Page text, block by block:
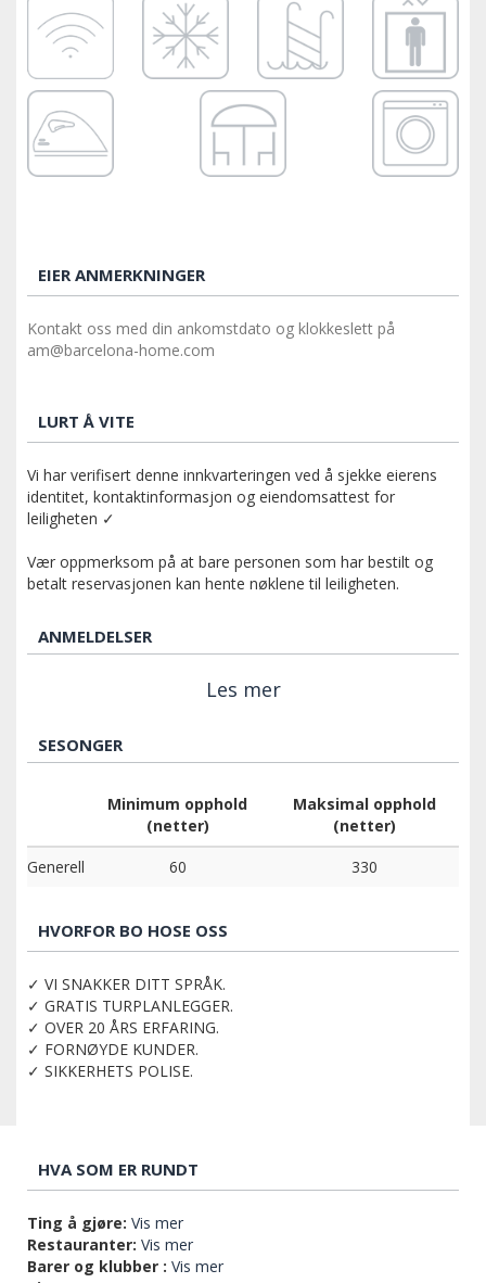
EIER ANMERKNINGER
Kontakt oss med din ankomstdato og klokkeslett på
am@barcelona-home.com
LURT Å VITE
Vi har verifisert denne innkvarteringen ved å sjekke eierens
identitet, kontaktinformasjon og eiendomsattest for
leiligheten ✓
Vær oppmerksom på at bare personen som har bestilt og
betalt reservasjonen kan hente nøklene til leiligheten.
ANMELDELSER
Les mer
SESONGER
Minimum opphold
(netter)
Maksimal opphold
(netter)
Generell
60 330
HVORFOR BO HOSE OSS
✓ VI SNAKKER DITT SPRÅK.
✓ GRATIS TURPLANLEGGER.
✓ OVER 20 ÅRS ERFARING.
✓ FORNØYDE KUNDER.
✓ SIKKERHETS POLISE.
HVA SOM ER RUNDT
Ting å gjøre: Vis mer
Restauranter: Vis mer
Barer og klubber : Vis mer